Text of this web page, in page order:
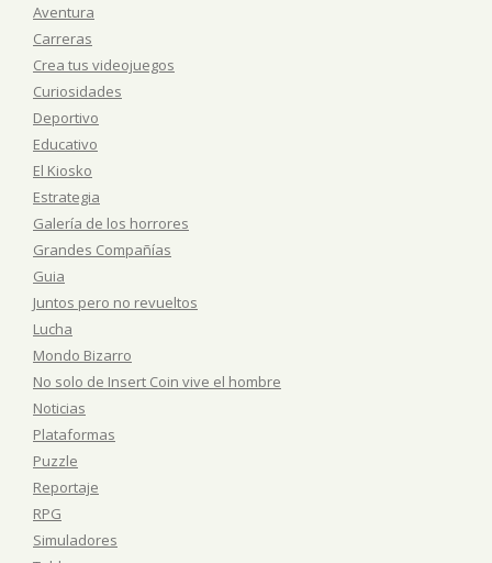
Aventura
Carreras
Crea tus videojuegos
Curiosidades
Deportivo
Educativo
El Kiosko
Estrategia
Galería de los horrores
Grandes Compañías
Guia
Juntos pero no revueltos
Lucha
Mondo Bizarro
No solo de Insert Coin vive el hombre
Noticias
Plataformas
Puzzle
Reportaje
RPG
Simuladores